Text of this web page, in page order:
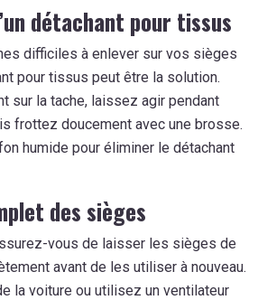
détachant pour tissus
difficiles à enlever sur vos sièges
pour tissus peut être la solution.
sur la tache, laissez agir pendant
frottez doucement avec une brosse.
humide pour éliminer le détachant
des sièges
vous de laisser les sièges de
avant de les utiliser à nouveau.
la voiture ou utilisez un ventilateur